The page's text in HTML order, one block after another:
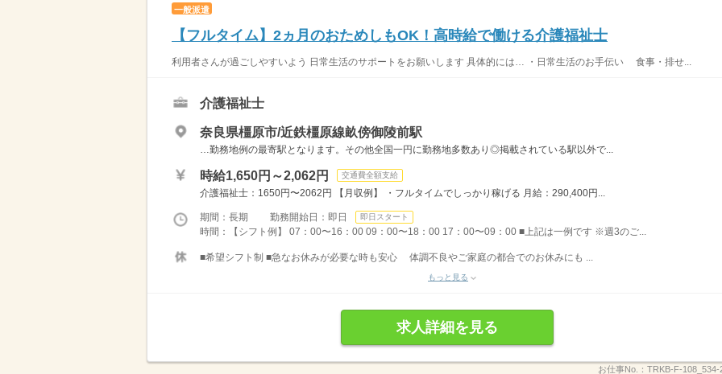
一般派遣
【フルタイム】2ヵ月のおためしもOK！高時給で働ける介護福祉士
利用者さんが過ごしやすいよう 日常生活のサポートをお願いします 具体的には… ・日常生活のお手伝い 食事・排せ...
介護福祉士
奈良県橿原市/近鉄橿原線畝傍御陵前駅
…勤務地例の最寄駅となります。その他全国一円に勤務地多数あり◎掲載されている駅以外で...
時給1,650円～2,062円 交通費全額支給
介護福祉士：1650円〜2062円 【月収例】 ・フルタイムでしっかり稼げる 月給：290,400円...
期間：長期 勤務開始日：即日 即日スタート
時間：【シフト例】 07：00〜16：00 09：00〜18：00 17：00〜09：00 ■上記は一例です ※週3のご...
■希望シフト制 ■急なお休みが必要な時も安心 体調不良やご家庭の都合でのお休みにも ...
もっと見る
求人詳細を見る
お仕事No.： TRKB-F-108_534-